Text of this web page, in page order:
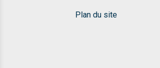
Plan du site